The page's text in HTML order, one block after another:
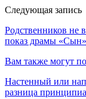
Следующая запись
Родственников не
показ драмы «Сын»
Вам также могут
Настенный или
разница